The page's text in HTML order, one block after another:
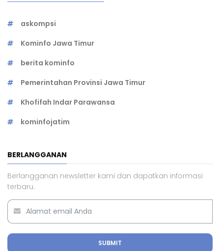
askompsi
Kominfo Jawa Timur
berita kominfo
Pemerintahan Provinsi Jawa Timur
Khofifah Indar Parawansa
kominfojatim
BERLANGGANAN
Berlangganan newsletter kami dan dapatkan informasi
terbaru.
SUBMIT